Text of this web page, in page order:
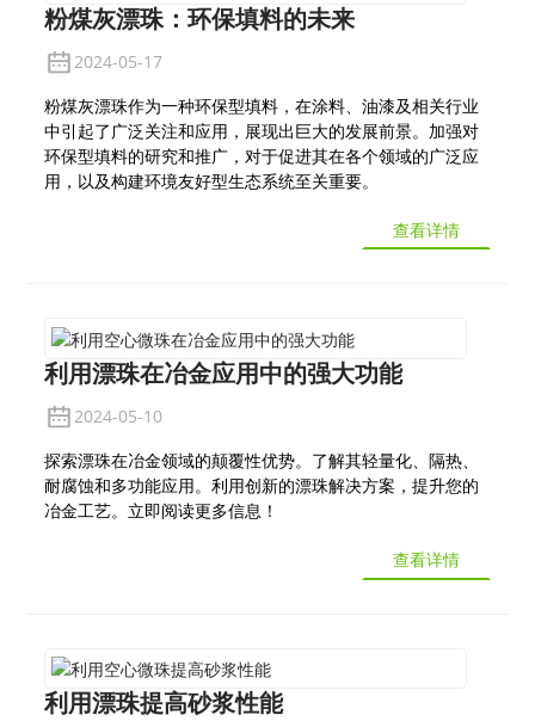
粉煤灰漂珠：环保填料的未来
2024-05-17
粉煤灰漂珠作为一种环保型填料，在涂料、油漆及相关行业
中引起了广泛关注和应用，展现出巨大的发展前景。加强对
环保型填料的研究和推广，对于促进其在各个领域的广泛应
用，以及构建环境友好型生态系统至关重要。
查看详情
利用漂珠在冶金应用中的强大功能
2024-05-10
探索漂珠在冶金领域的颠覆性优势。了解其轻量化、隔热、
耐腐蚀和多功能应用。利用创新的漂珠解决方案，提升您的
冶金工艺。立即阅读更多信息！
查看详情
利用漂珠提高砂浆性能